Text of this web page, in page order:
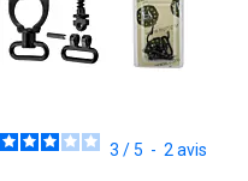
3 /5 - 2 avis